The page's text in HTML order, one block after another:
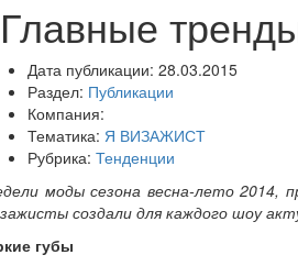
Главные
Дата публикации: 28.03.2015
Раздел: Публикации
Компания:
Тематика: Я ВИЗАЖИСТ
Рубрика: Тенденции
моды сезона весна-лето 2014,
создали для каждого шоу
губы